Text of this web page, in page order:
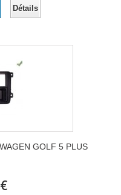
Détails
GOLF 5 PLUS